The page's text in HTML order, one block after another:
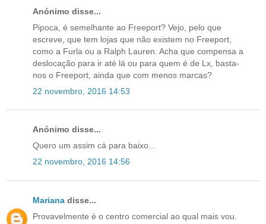
Anónimo disse...
Pipoca, é semelhante ao Freeport? Vejo, pelo que
escreve, que tem lojas que não existem no Freeport,
como a Furla ou a Ralph Lauren. Acha que compensa a
deslocação para ir até lá ou para quem é de Lx, basta-
nos o Freeport, ainda que com menos marcas?
22 novembro, 2016 14:53
Anónimo disse...
Quero um assim cá para baixo...
22 novembro, 2016 14:56
Mariana disse...
Provavelmente é o centro comercial ao qual mais vou.